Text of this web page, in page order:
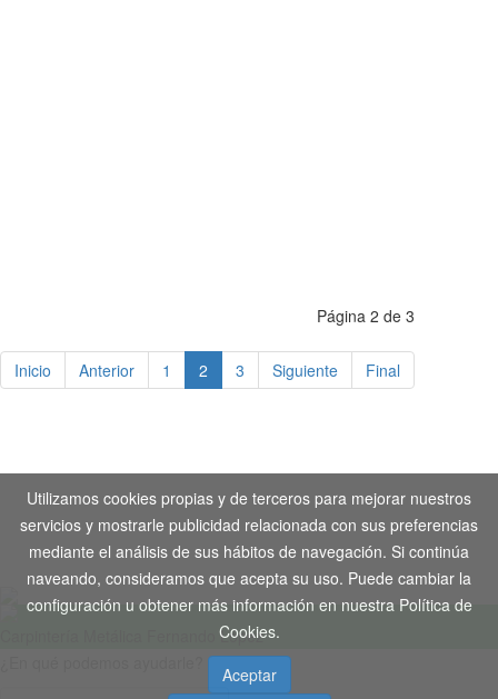
Página 2 de 3
Inicio Anterior 1 2 3 Siguiente Final
Aviso Legal-Política de Privacidad-Política de Cookies
Copyright © 2020. Todos los derechos reservados. Desarrollo
Web byTecnogenil
Carpintería Metálica Fernando López
Utilizamos cookies propias y de terceros para mejorar nuestros
servicios y mostrarle publicidad relacionada con sus preferencias
mediante el análisis de sus hábitos de navegación. Si continúa
naveando, consideramos que acepta su uso. Puede cambiar la
configuración u obtener más información en nuestra Política de
Cookies.
Aceptar